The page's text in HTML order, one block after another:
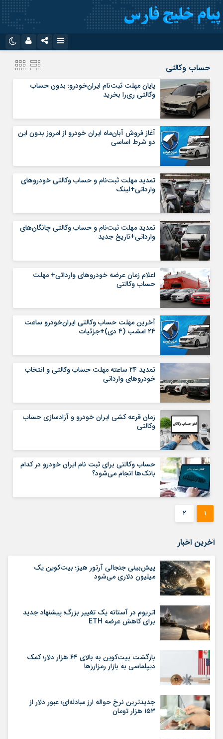
سروش
آپارات
رمز عبور
مرا به خاطر بسپار
حساب وکالتی
پایان مهلت ثبت‌نام ایران‌خودرو؛ بدون حساب
وکالتی ری‌را بخرید
آغاز فروش آبان‌ماه ایران خودرو از امروز بدون این
دو شرط اساسی
تمدید مهلت ثبت‌نام و حساب وکالتی خودروهای
وارداتی+لینک
تمدید مهلت ثبت‌نام و حساب وکالتی چانگان‌های
وارداتی+تاریخ جدید
اعلام زمان عرضه خودروهای وارداتی+ مهلت
حساب وکالتی
آخرین مهلت حساب وکالتی ایران‌خودرو ساعت
۲۴ امشب (۴ دی)+جزئیات
تمدید ٢۴ ساعته مهلت حساب وکالتی و انتخاب
خودروهای وارداتی
زمان قرعه کشی ایران خودرو و آزادسازی حساب
وکالتی
حساب وکالتی برای ثبت نام ایران خودرو در کدام
بانک‌ها انجام می‌شود؟
۱ ۲
آخرین اخبار
پیش‌بینی جنجالی آرتور هیز؛ بیت‌کوین یک
میلیون دلاری می‌شود
اتریوم در آستانه یک تغییر بزرگ؛ پیشنهاد جدید
برای کاهش عرضه ETH
بازگشت بیت‌کوین به بالای ۶۴ هزار دلار؛ کمک
دیپلماسی به بازار رمزارزها
جدیدترین نرخ حواله ارز مبادله‌ای؛ عبور دلار از
۱۵۳ هزار تومان